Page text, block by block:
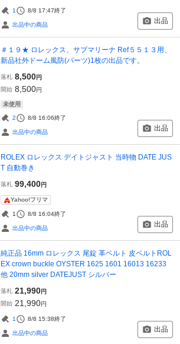
1 8/8 17:47終了
出品中の商品 出品
＃１９★ ロレックス、サブマリーナ Ref５５１３用、
新品社外ドーム風防(パーツ)1枚の出品です。
落札 8,500円
開始 8,500円
未使用
2 8/8 16:06終了
出品中の商品 出品
ROLEX ロレックス デイトジャスト 当時物 DATE JUS
T 自動巻き
落札 99,400円
Yahoo!フリマ
1 8/8 16:04終了
出品中の商品 出品
純正品 16mm ロレックス 尾錠 革ベルト 皮ベルトROL
EX crown buckle OYSTER 1625 1601 16013 16233
他 20mm silver DATEJUST シルバー
落札 21,990円
開始 21,990円
1 8/8 15:38終了
出品中の商品 出品